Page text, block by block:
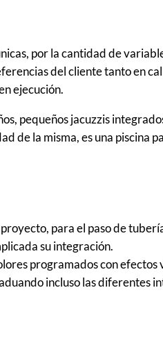
por la cantidad de
del cliente tanto en
ejecución.
pequeños jacuzzis
de la misma, es una piscina
para el paso de
su integración.
programados con efectos
incluso las diferentes